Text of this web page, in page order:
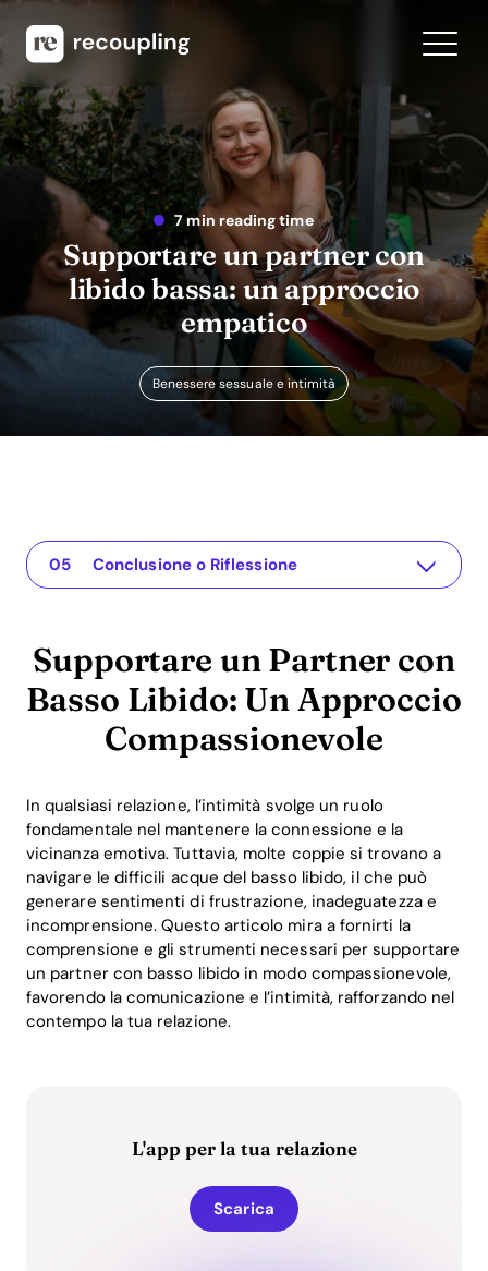
7 min reading time
Supportare un partner con
libido bassa: un approccio
empatico
Benessere sessuale e intimità
Supportare un Partner con Basso Libido: Un Approccio Compassionevole
L'app per la tua relazione
Comprendere il Problema
Soluzioni Pratiche o Approfondimenti
Conclusione o Riflessione
Supportare un Partner con
Basso Libido: Un Approccio
Compassionevole
In qualsiasi relazione, l’intimità svolge un ruolo
fondamentale nel mantenere la connessione e la
vicinanza emotiva. Tuttavia, molte coppie si trovano a
navigare le difficili acque del basso libido, il che può
generare sentimenti di frustrazione, inadeguatezza e
incomprensione. Questo articolo mira a fornirti la
comprensione e gli strumenti necessari per supportare
un partner con basso libido in modo compassionevole,
favorendo la comunicazione e l’intimità, rafforzando nel
contempo la tua relazione.
L'app per la tua relazione
Scarica